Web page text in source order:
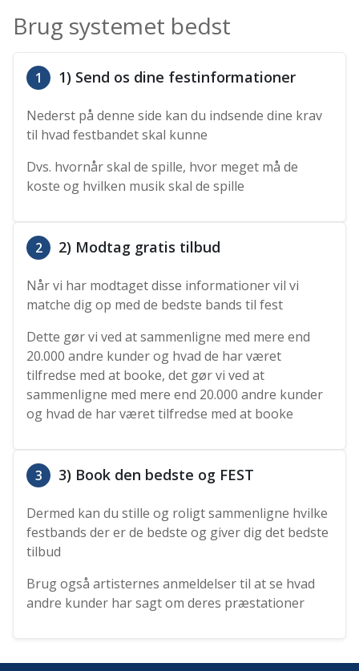
Brug systemet bedst
1 1) Send os dine festinformationer
Nederst på denne side kan du indsende dine krav
til hvad festbandet skal kunne
Dvs. hvornår skal de spille, hvor meget må de
koste og hvilken musik skal de spille
2 2) Modtag gratis tilbud
Når vi har modtaget disse informationer vil vi
matche dig op med de bedste bands til fest
Dette gør vi ved at sammenligne med mere end
20.000 andre kunder og hvad de har været
tilfredse med at booke, det gør vi ved at
sammenligne med mere end 20.000 andre kunder
og hvad de har været tilfredse med at booke
3 3) Book den bedste og FEST
Dermed kan du stille og roligt sammenligne hvilke
festbands der er de bedste og giver dig det bedste
tilbud
Brug også artisternes anmeldelser til at se hvad
andre kunder har sagt om deres præstationer